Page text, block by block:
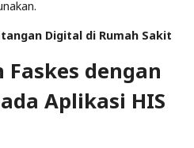
Digital di Rumah Sakit
dengan
Aplikasi HIS